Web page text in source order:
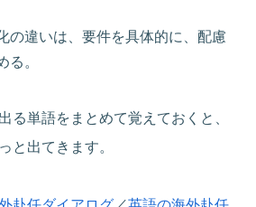
の違いは、要件を具体的に、配慮
る。
る単語をまとめて覚えておくと、
と出てきます。